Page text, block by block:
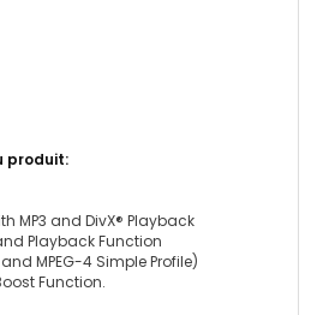
MP3 and DivX® Playback
Playback Function
MPEG-4 Simple Profile)
Function.